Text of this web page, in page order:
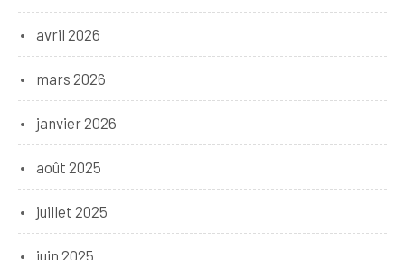
avril 2026
mars 2026
janvier 2026
août 2025
juillet 2025
juin 2025